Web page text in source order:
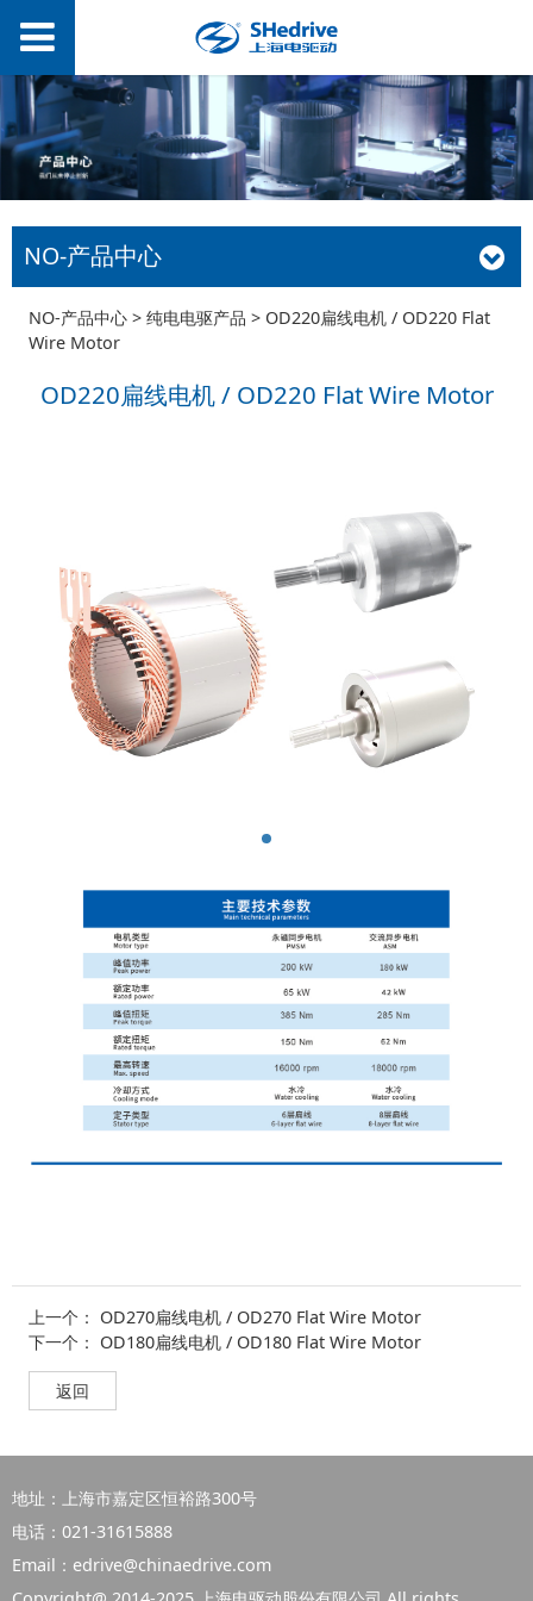
NO-产品中心
OD220扁线电机 /
OD220 Flat Wire
NO-产品中心 >纯电电驱产品 > OD220扁线电机 / OD220 Flat
Wire Motor
OD220扁线电机 / OD220 Flat Wire Motor
上一个： OD270扁线电机 / OD270 Flat Wire Motor
下一个： OD180扁线电机 / OD180 Flat Wire Motor
返回
地址：上海市嘉定区恒裕路300号
电话：021-31615888
Email：edrive@chinaedrive.com